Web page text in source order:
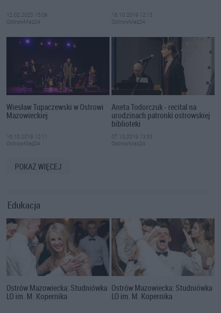
12.02.2023 15:09
OstrowMaz24
16.10.2019 12:13
OstrowMaz24
Wiesław Tupaczewski w Ostrowi
Mazowieckiej
16.10.2019 12:11
OstrowMaz24
Aneta Todorczuk - recital na
urodzinach patronki ostrowskiej
biblioteki
07.10.2019 13:33
OstrowMaz24
POKAŻ WIĘCEJ
Edukacja
Ostrów Mazowiecka: Studniówka
LO im. M. Kopernika
Ostrów Mazowiecka: Studniówka
LO im. M. Kopernika